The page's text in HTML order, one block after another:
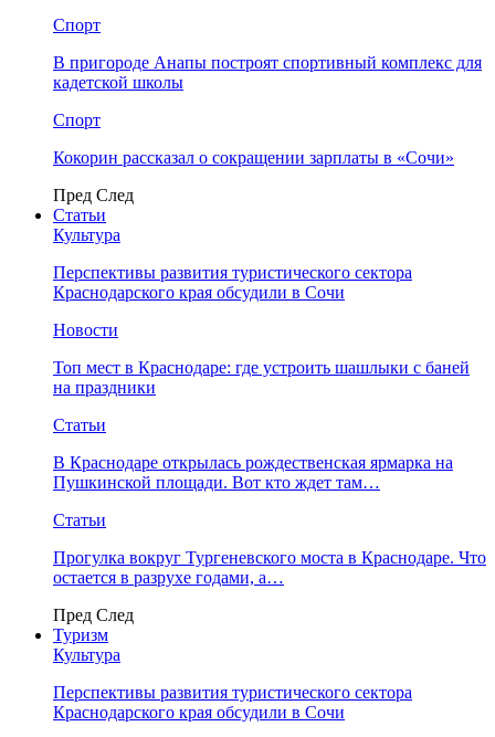
Спорт
В пригороде Анапы построят спортивный комплекс для
кадетской школы
Спорт
Кокорин рассказал о сокращении зарплаты в «Сочи»
Пред След
Статьи
Культура
Перспективы развития туристического сектора
Краснодарского края обсудили в Сочи
Новости
Топ мест в Краснодаре: где устроить шашлыки с баней
на праздники
Статьи
В Краснодаре открылась рождественская ярмарка на
Пушкинской площади. Вот кто ждет там…
Статьи
Прогулка вокруг Тургеневского моста в Краснодаре. Что
остается в разрухе годами, а…
Пред След
Туризм
Культура
Перспективы развития туристического сектора
Краснодарского края обсудили в Сочи